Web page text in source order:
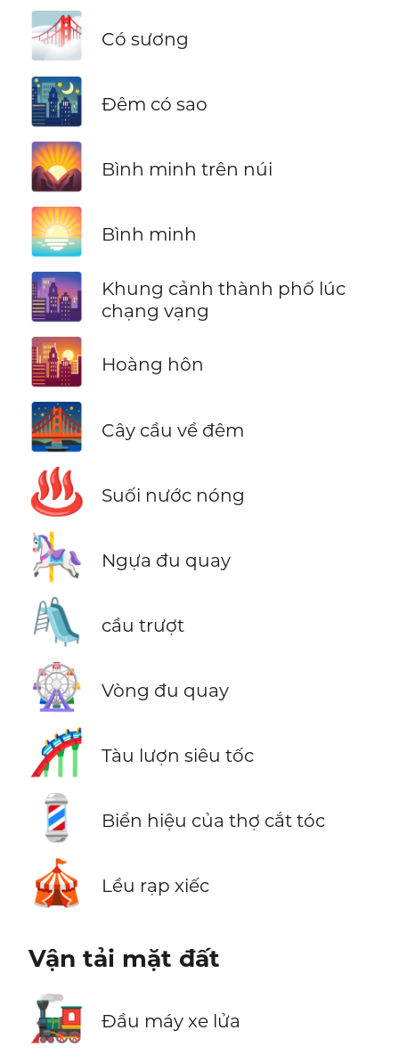
🌁 Có sương
🌃 Đêm có sao
🌄 Bình minh trên núi
🌅 Bình minh
🌆
Khung cảnh thành phố lúc
chạng vạng
🌇 Hoàng hôn
🌉 Cây cầu về đêm
♨️ Suối nước nóng
🎠 Ngựa đu quay
🛝 cầu trượt
🎡 Vòng đu quay
🎢 Tàu lượn siêu tốc
💈 Biển hiệu của thợ cắt tóc
🎪 Lều rạp xiếc
Vận tải mặt đất
🚂 Đầu máy xe lửa